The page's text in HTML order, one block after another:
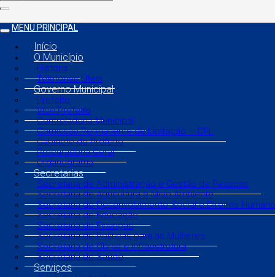
MENU PRINCIPAL
Início
O Município
História
Telefones Úteis
Governo Municipal
Prefeito
Vice Prefeito
Controladoria Municipal
Comissão Permanente de Licitação – CPL
Gabinete do Prefeito
Procuradoria Geral
Organograma
Secretarias
Secretaria de Administração e Gestão de Pessoas
Secretaria de Agricultura e Meio Ambiente
Secretaria de Desenvolvimento Social e Direitos
Secretaria de Educação
Secretaria de Finanças
Secretaria de Políticas para as Mulheres
Secretaria de Obras e Infraestrutura
Secretaria de Saúde
Serviços